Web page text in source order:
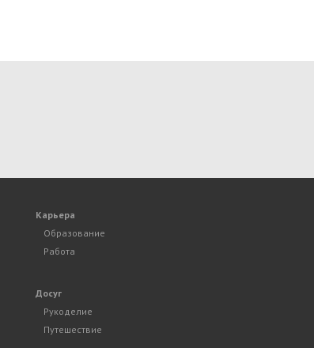
Карьера
Образование
Работа
Досуг
Рукоделие
Путешествие